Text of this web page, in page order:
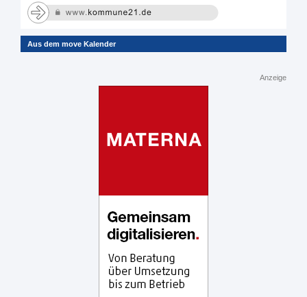
Aus dem move Kalender
Anzeige